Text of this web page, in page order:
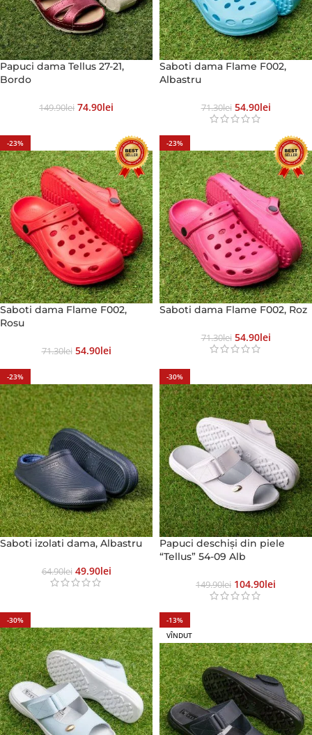
Papuci dama Tellus 27-21,
Bordo
149.90Lei 74.90Lei
Saboti dama Flame F002,
Albastru
71.30Lei 54.90Lei
-23%
Saboti dama Flame F002,
Rosu
71.30Lei 54.90Lei
-23%
Saboti dama Flame F002, Roz
71.30Lei 54.90Lei
-23%
Saboti izolati dama, Albastru
64.90Lei 49.90Lei
-30%
Papuci deschiși din piele
“Tellus” 54-09 Alb
149.90Lei 104.90Lei
-30%
-13%
VÎNDUT